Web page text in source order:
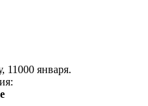
11000 января.